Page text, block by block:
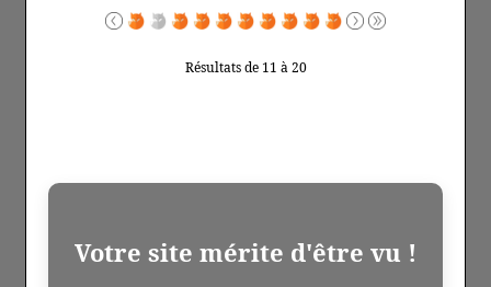
Résultats de 11 à 20
Votre site mérite d'être vu !